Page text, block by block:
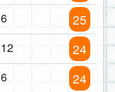
6 25
12 24
6 24